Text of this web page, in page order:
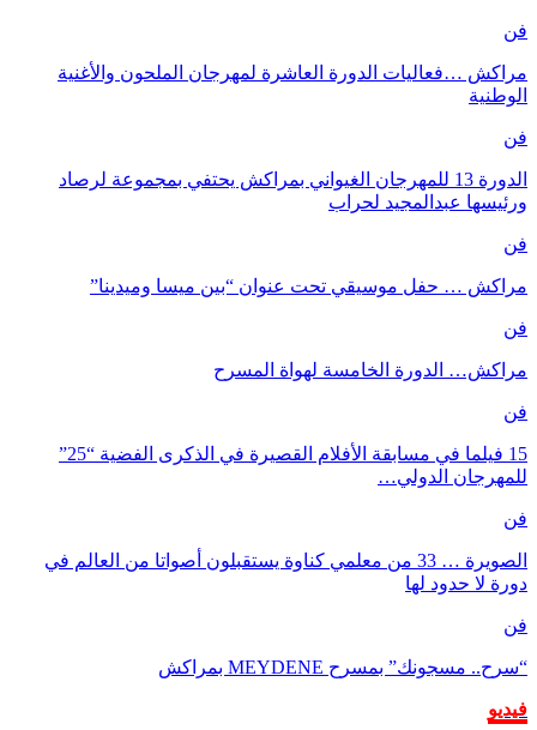
فن
مراكش …فعاليات الدورة العاشرة لمهرجان الملحون والأغنية
الوطنية
فن
الدورة 13 للمهرجان الغيواني بمراكش يحتفي بمجموعة لرصاد
ورئيسها عبدالمجيد لحراب
فن
مراكش … حفل موسيقي تحت عنوان “بين ميسا وميدينا”
فن
مراكش… الدورة الخامسة لهواة المسرح
فن
15 فيلما في مسابقة الأفلام القصيرة في الذكرى الفضية “25”
للمهرجان الدولي…
فن
الصويرة … 33 من معلمي كناوة يستقبلون أصواتا من العالم في
دورة لا حدود لها
فن
“سرح.. مسجونك” بمسرح MEYDENE بمراكش
فيديو